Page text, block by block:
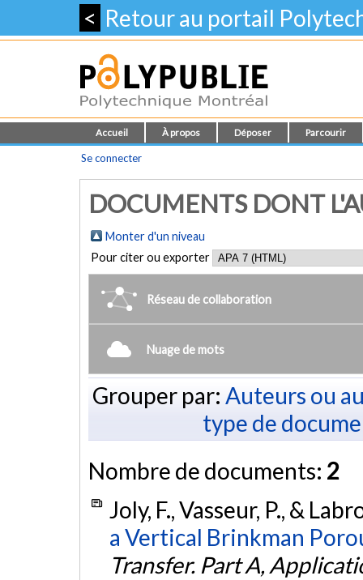
< Retour au portail
Accueil À propos Déposer Parcourir
Se connecter
DOCUMENTS DONT
Monter d'un niveau
Pour citer ou exporter
Réseau de collaboration
Nuage de mots
Grouper par: Auteurs ou
type de
Nombre de documents: 2
Joly, F., Vasseur, P., &
a Vertical Brinkman
Transfer. Part A,